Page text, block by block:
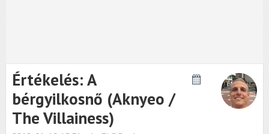
Értékelés: A
bérgyilkosnő (Aknyeo /
The Villainess)